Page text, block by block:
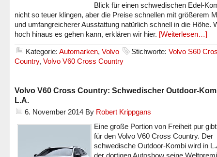
Blick für einen schwedischen Edel-
nicht so teuer klingen, aber die Preise schnellen mit größerem
und umfangreicherer Ausstattung natürlich schnell in die Höhe.
hoch hinaus es gehen kann, erklären wir hier. [Weiterlesen…]
Kategorie: Automarken, Volvo Stichworte: Volvo S60
Country, Volvo V60 Cross Country
Volvo V60 Cross Country: Schwedischer Outdoor-
L.A.
6. November 2014 By Robert Krippgans
Eine große Portion von Freiheit pur
für den Volvo V60 Cross Country. Der
schwedische Outdoor-Kombi wird in
der dortigen Autoshow seine